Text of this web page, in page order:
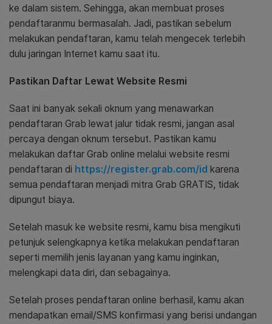
ke dalam sistem. Sehingga, akan membuat proses
pendaftaranmu bermasalah. Jadi, pastikan sebelum
melakukan pendaftaran, kamu telah mengecek terlebih
dulu jaringan Internet kamu saat itu.
Pastikan Daftar Lewat Website Resmi
Saat ini banyak sekali oknum yang menawarkan
pendaftaran Grab lewat jalur tidak resmi, jangan asal
percaya dengan oknum tersebut. Pastikan kamu
melakukan daftar Grab online melalui website resmi
pendaftaran di https://register.grab.com/id karena
semua pendaftaran menjadi mitra Grab GRATIS, tidak
dipungut biaya.
Setelah masuk ke website resmi, kamu bisa mengikuti
petunjuk selengkapnya ketika melakukan pendaftaran
seperti memilih jenis layanan yang kamu inginkan,
melengkapi data diri, dan sebagainya.
Setelah proses pendaftaran online berhasil, kamu akan
mendapatkan email/SMS konfirmasi yang berisi undangan